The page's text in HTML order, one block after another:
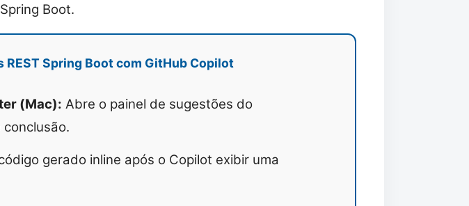
Boot.
Spring Boot com GitHub Copilot
(Mac): Abre o painel de sugestões do
gerado inline após o Copilot exibir uma